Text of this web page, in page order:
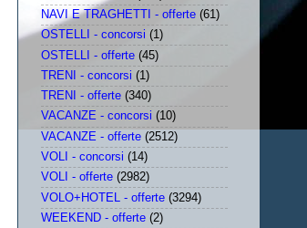
NAVI E TRAGHETTI - offerte (61)
OSTELLI - concorsi (1)
OSTELLI - offerte (45)
TRENI - concorsi (1)
TRENI - offerte (340)
VACANZE - concorsi (10)
VACANZE - offerte (2512)
VOLI - concorsi (14)
VOLI - offerte (2982)
VOLO+HOTEL - offerte (3294)
WEEKEND - offerte (2)